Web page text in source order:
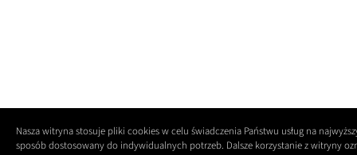
Nasza witryna stosuje pliki cookies w celu świadczenia Państwu usług na
sposób dostosowany do indywidualnych potrzeb. Dalsze korzystanie z witryny